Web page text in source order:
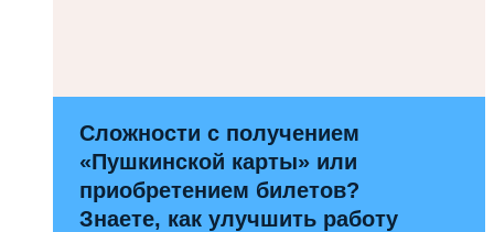
Сложности с получением
«Пушкинской карты» или
приобретением билетов?
Знаете, как улучшить работу